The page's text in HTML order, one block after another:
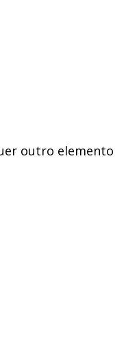
outro elemento